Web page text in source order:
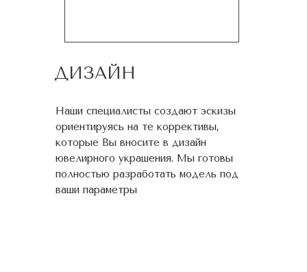
ДИЗАЙН
Наши специалисты создают эскизы
ориентируясь на те коррективы,
которые Вы вносите в дизайн
ювелирного украшения. Мы готовы
полностью разработать модель под
ваши параметры